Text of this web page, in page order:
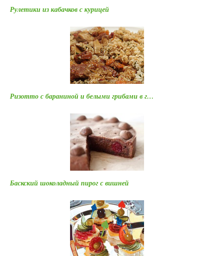
Рулетики из кабачков с курицей
Ризотто с бараниной и белыми грибами в г…
Баскский шоколадный пирог с вишней